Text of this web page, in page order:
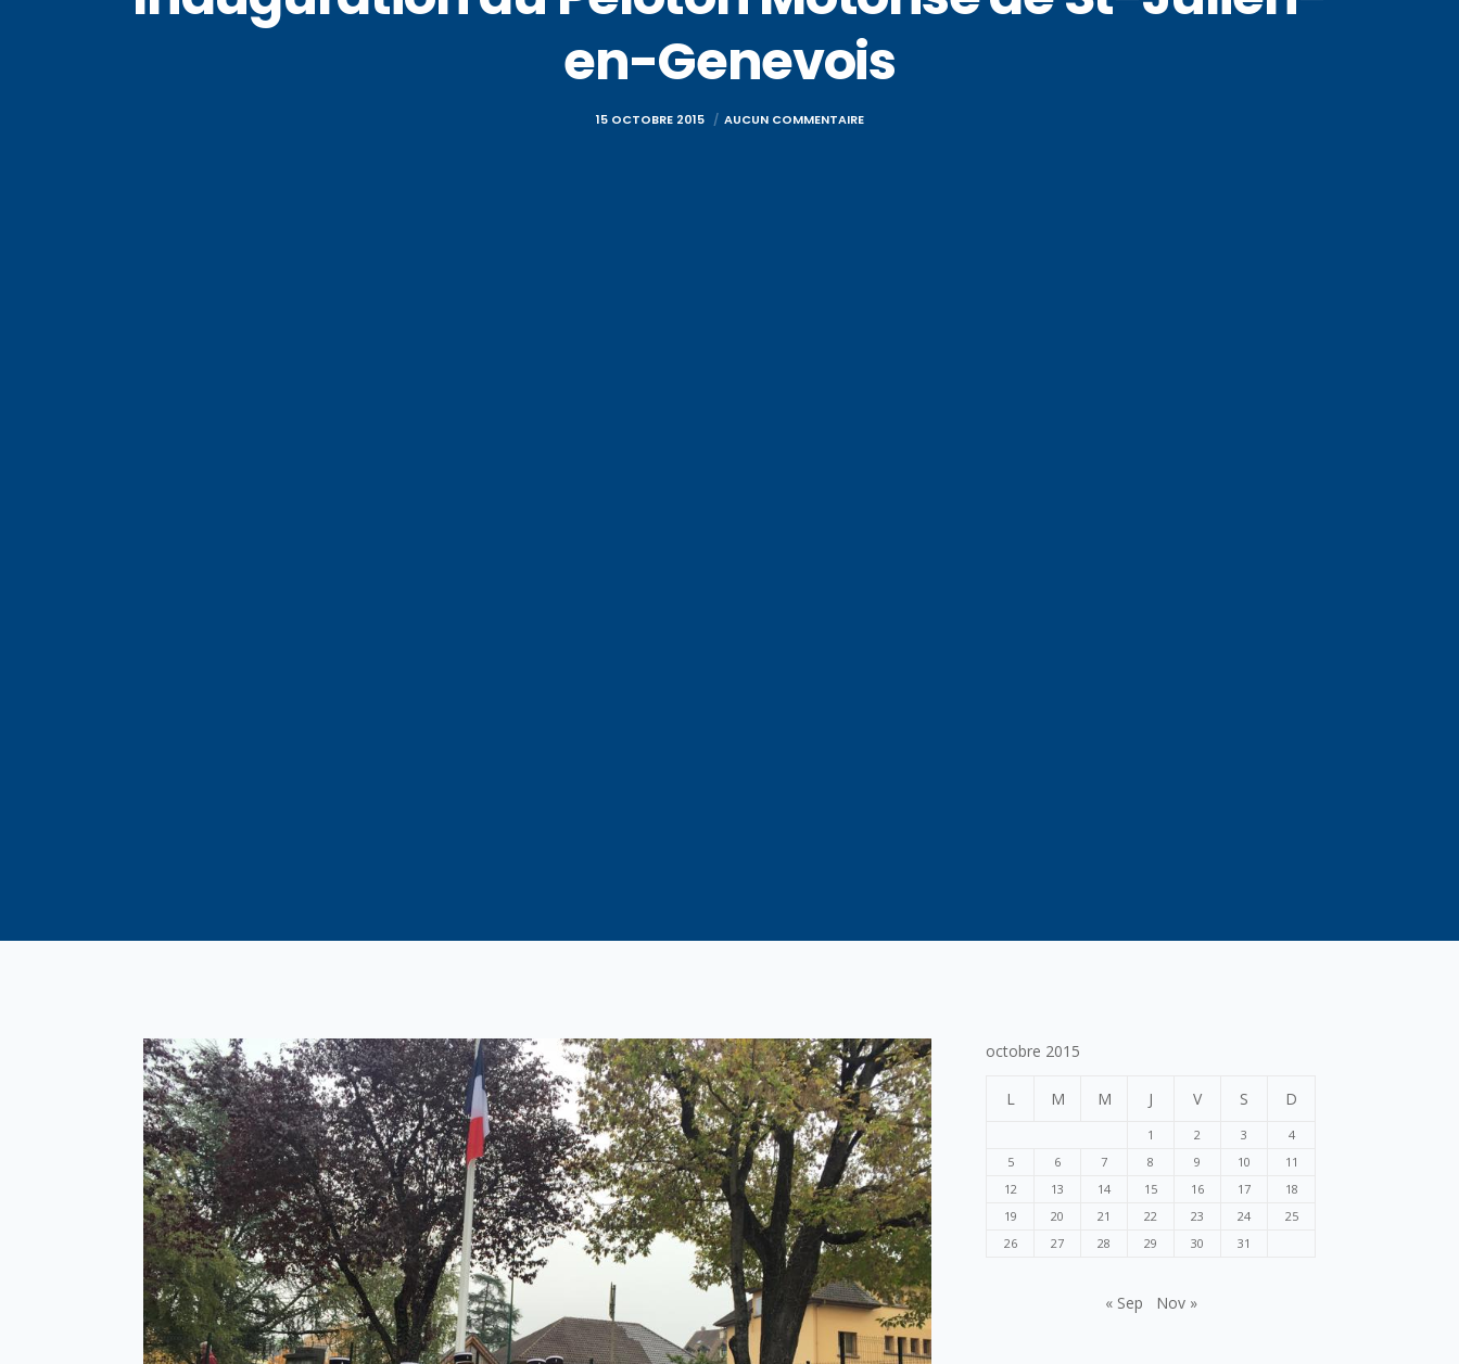
en-Genevois
15 OCTOBRE 2015 AUCUN COMMENTAIRE
octobre 2015
L M M J V S D
1 2 3
4
5
6 7 8 9 10
11
12
13 14 15 16 17
18
19
20 21 22 23 24
25
26
27 28 29 30 31
« Sep Nov »